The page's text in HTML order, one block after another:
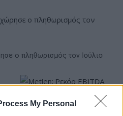
My Personal
ο πληθωρισμός τον Ιούλιο